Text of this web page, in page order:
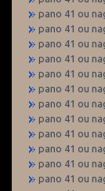
pano 41 ou
pano 41 ou
pano 41 ou
pano 41 ou
pano 41 ou
pano 41 ou
pano 41 ou
pano 41 ou
pano 41 ou
pano 41 ou
pano 41 ou
pano 41 ou